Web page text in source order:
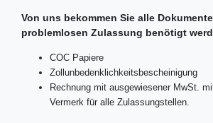
Von uns bekommen Sie alle
problemlosen Zulassung benötigt
COC Papiere
Zollunbedenklichkeitsbescheinigung
Rechnung mit ausgewiesener MwSt.
Vermerk für alle Zulassungstellen.